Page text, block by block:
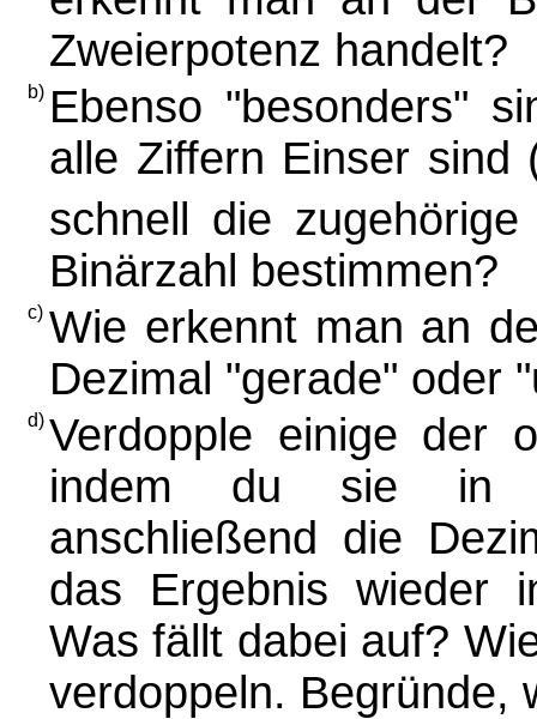
Zweierpotenz handelt?
b) Ebenso "besonders"
alle Ziffern Einser sind
schnell die
Binärzahl bestimmen?
c) Wie erkennt man an
Dezimal "gerade" oder
d) Verdopple einige der
indem du sie in
anschließend die
das Ergebnis wieder
Was fällt dabei auf?
verdoppeln. Begründe,